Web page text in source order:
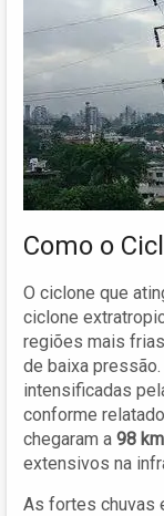
Como o
O ciclone que
ciclone
regiões mais
de baixa
intensificadas
conforme
chegaram a 98
extensivos na
As fortes chuvas